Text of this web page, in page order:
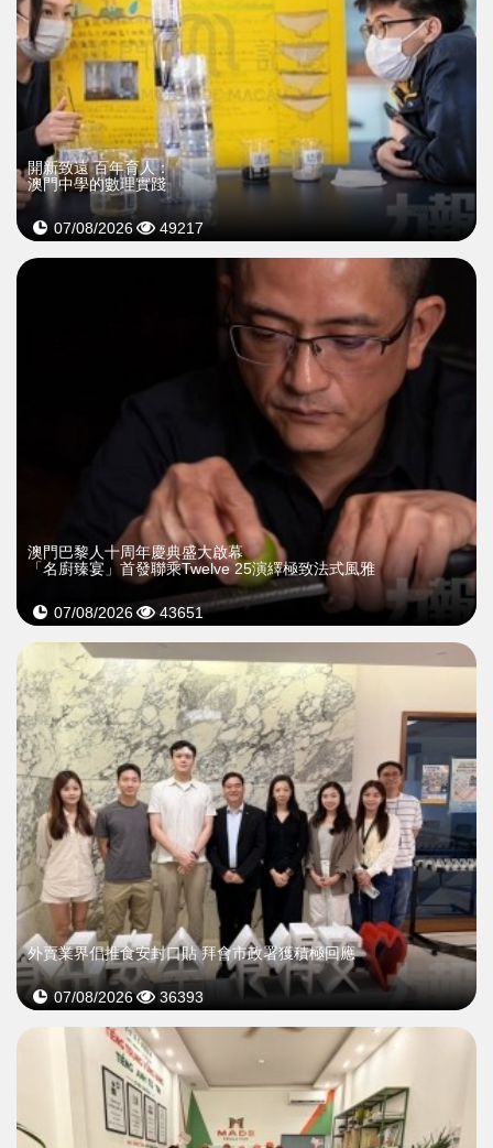
開新致遠 百年育人：
澳門中學的數理實踐
07/08/2026 49217
澳門巴黎人十周年慶典盛大啟幕
「名廚臻宴」首發聯乘Twelve 25演繹極致法式風雅
07/08/2026 43651
外賣業界倡推食安封口貼 拜會市政署獲積極回應
07/08/2026 36393